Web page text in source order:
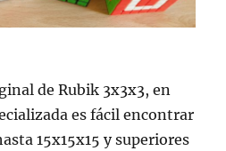
de Rubik 3x3x3, en
es fácil encontrar
15x15x15 y superiores